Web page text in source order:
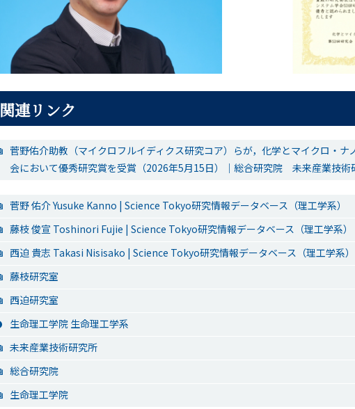
関連リンク
菅野佑介助教（マイクロフルイディクス研究コア）らが，化学とマイクロ・ナ
会において優秀研究賞を受賞（2026年5月15日）｜総合研究院 未来産業技術
菅野 佑介 Yusuke Kanno | Science Tokyo研究情報データベース（理工学系）
藤枝 俊宣 Toshinori Fujie | Science Tokyo研究情報データベース（理工学系）
西迫 貴志 Takasi Nisisako | Science Tokyo研究情報データベース（理工学系）
藤枝研究室
西迫研究室
生命理工学院 生命理工学系
未来産業技術研究所
総合研究院
生命理工学院